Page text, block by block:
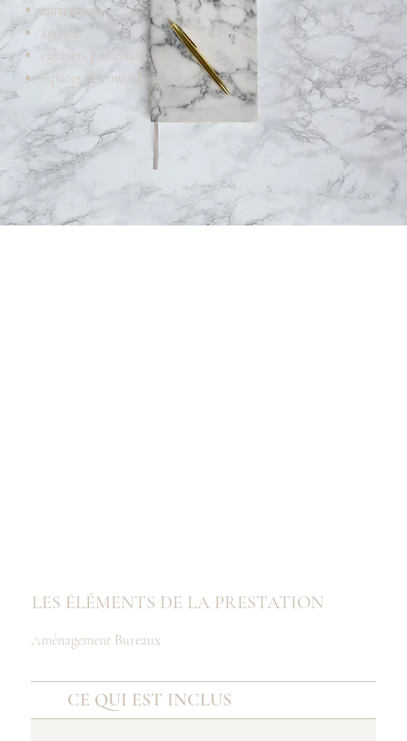
entreprises
agences
cabinets professionnels
espaces de coworking
Aménagement Bureaux
LES ÉLÉMENTS DE LA PRESTATION
CE QUI EST INCLUS